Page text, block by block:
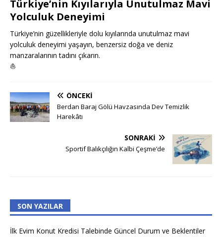
Türkiye’nin Kıyılarıyla Unutulmaz Mavi
Yolculuk Deneyimi
Türkiye’nin güzellikleriyle dolu kıyılarında unutulmaz mavi
yolculuk deneyimi yaşayın, benzersiz doğa ve deniz
manzaralarının tadını çıkarın.
⛵
ÖNCEKI
Berdan Baraj Gölü Havzasında Dev Temizlik
Harekâtı
SONRAKI
Sportif Balıkçılığın Kalbi Çeşme’de
SON YAZILAR
İlk Evim Konut Kredisi Talebinde Güncel Durum ve Beklentiler